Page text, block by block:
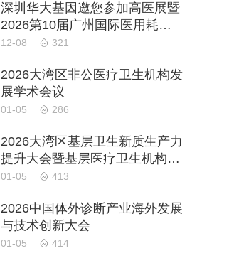
深圳华大基因邀您参加高医展暨
2026第10届广州国际医用耗材
及卫生材料展
12-08 321
2026大湾区非公医疗卫生机构发
展学术会议
01-05 286
2026大湾区基层卫生新质生产力
提升大会暨基层医疗卫生机构产
学研融合学术会议
01-05 413
2026中国体外诊断产业海外发展
与技术创新大会
01-05 414